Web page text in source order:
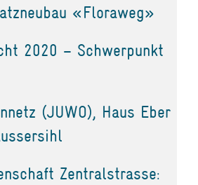
«Floraweg»
2020 – Schwerpunkt
(JUWO), Haus Eber
Zentralstrasse: